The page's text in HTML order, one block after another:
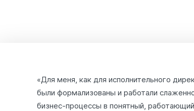
«Для меня, как для исполнительного
были формализованы и работали
бизнес-процессы в понятный,